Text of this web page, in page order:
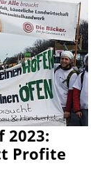
2023:
Profite